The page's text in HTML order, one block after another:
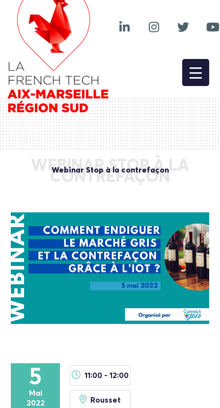
WEBINAR STOP À LA
CONTREFAÇON
Webinar Stop à la contrefaçon
5
Mai
2022
11:00 - 12:00
Rousset